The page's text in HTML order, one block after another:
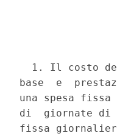
1. Il costo
base  e
una spesa
di  giornate di
fissa